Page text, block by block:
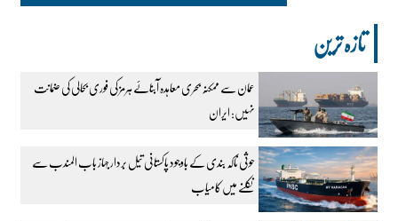
تازہ ترین
عمان سے ممکنہ بحری معاہدہ آبنائے ہرمز کی فوری بحالی کی ضمانت
نہیں: ایران
حوثی ناکہ بندی کے باوجود پاکستانی تیل بردار جہاز باب المندب سے
نکلنے میں کامیاب